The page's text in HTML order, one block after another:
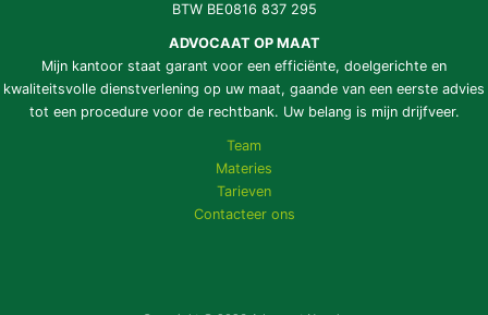
BTW BE0816 837 295
ADVOCAAT OP MAAT
Mijn kantoor staat garant voor een efficiënte, doelgerichte en
kwaliteitsvolle dienstverlening op uw maat, gaande van een eerste advies
tot een procedure voor de rechtbank. Uw belang is mijn drijfveer.
Team
Materies
Tarieven
Contacteer ons